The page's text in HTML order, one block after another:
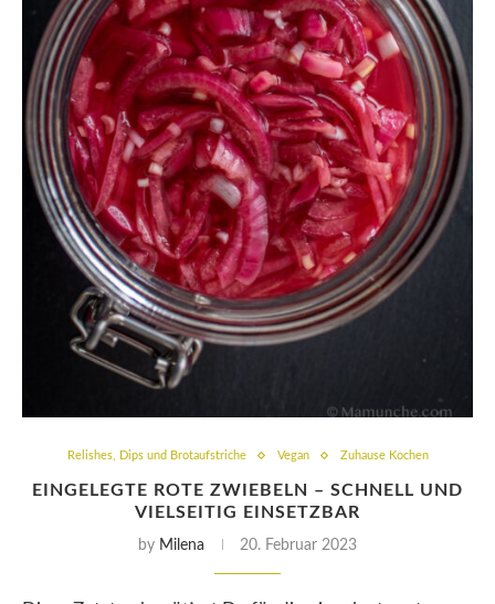
Relishes, Dips und Brotaufstriche Vegan Zuhause Kochen
EINGELEGTE ROTE ZWIEBELN – SCHNELL UND
VIELSEITIG EINSETZBAR
by Milena 20. Februar 2023